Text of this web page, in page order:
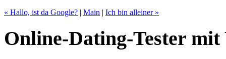
« Hallo, ist da Google? | Main | Ich bin alleiner »
Online-Dating-Tester mit